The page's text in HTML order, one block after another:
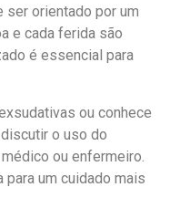
orientado por um
e cada ferida são
é essencial para
ou conhece
o uso do
ou enfermeiro.
um cuidado mais